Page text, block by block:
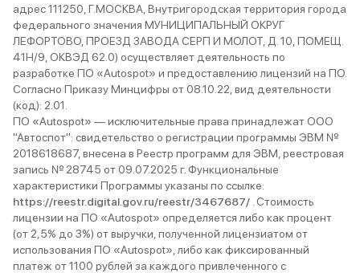
адрес 111250, Г.МОСКВА, Внутригородская территория города
федерального значения МУНИЦИПАЛЬНЫЙ ОКРУГ
ЛЕФОРТОВО, ПРОЕЗД ЗАВОДА СЕРП И МОЛОТ, Д. 10, ПОМЕЩ.
41Н/9, ОКВЭД 62.0) осуществляет деятельность по
разработке ПО «Autospot» и предоставлению лицензий на ПО.
Согласно Приказу Минцифры от 08.10.22, вид деятельности
(код): 2.01.
ПО «Autospot» — исключительные права принадлежат ООО
"Автоспот": свидетельство о регистрации программы ЭВМ №
2018618687, внесена в Реестр программ для ЭВМ, реестровая
запись № 28745 от 09.07.2025 г. Функциональные
характеристики Программы указаны по ссылке:
https://reestr.digital.gov.ru/reestr/3467687/ . Стоимость
лицензии на ПО «Autospot» определяется либо как процент
(от 2,5% до 3%) от выручки, полученной лицензиатом от
использования ПО «Autospot», либо как фиксированный
платеж от 1100 рублей за каждого привлеченного с